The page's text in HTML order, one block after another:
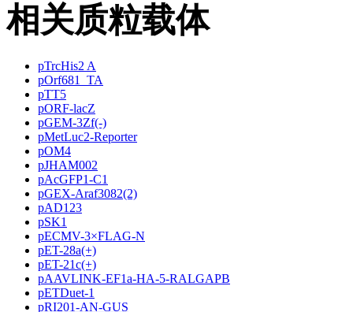
相关质粒载体
pTrcHis2 A
pOrf681_TA
pTT5
pORF-lacZ
pGEM-3Zf(-)
pMetLuc2-Reporter
pOM4
pJHAM002
pAcGFP1-C1
pGEX-Araf3082(2)
pAD123
pSK1
pECMV-3×FLAG-N
pET-28a(+)
pET-21c(+)
pAAVLINK-EF1a-HA-5-RALGAPB
pETDuet-1
pRI201-AN-GUS